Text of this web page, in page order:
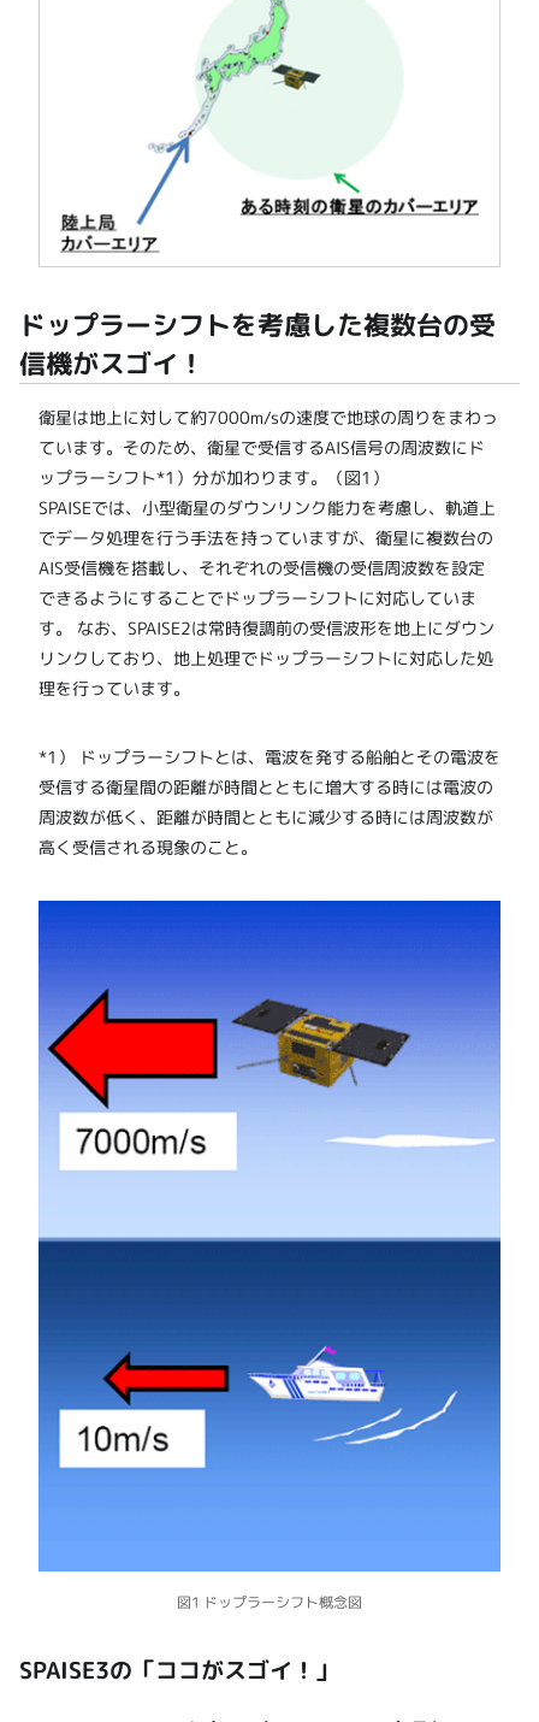
ドップラーシフトを考慮した複数台の受
信機がスゴイ！
衛星は地上に対して約7000m/sの速度で地球の周りをまわっ
ています。そのため、衛星で受信するAIS信号の周波数にド
ップラーシフト*1）分が加わります。（図1）
SPAISEでは、小型衛星のダウンリンク能力を考慮し、軌道上
でデータ処理を行う手法を持っていますが、衛星に複数台の
AIS受信機を搭載し、それぞれの受信機の受信周波数を設定
できるようにすることでドップラーシフトに対応していま
す。 なお、SPAISE2は常時復調前の受信波形を地上にダウン
リンクしており、地上処理でドップラーシフトに対応した処
理を行っています。
*1） ドップラーシフトとは、電波を発する船舶とその電波を
受信する衛星間の距離が時間とともに増大する時には電波の
周波数が低く、距離が時間とともに減少する時には周波数が
高く受信される現象のこと。
図1 ドップラーシフト概念図
SPAISE3の「ココがスゴイ！」